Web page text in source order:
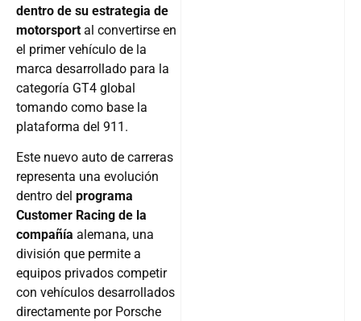
dentro de su estrategia de
motorsport al convertirse en
el primer vehículo de la
marca desarrollado para la
categoría GT4 global
tomando como base la
plataforma del 911.
Este nuevo auto de carreras
representa una evolución
dentro del programa
Customer Racing de la
compañía alemana, una
división que permite a
equipos privados competir
con vehículos desarrollados
directamente por Porsche